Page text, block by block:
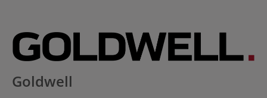
%
Extra-
Goldwell